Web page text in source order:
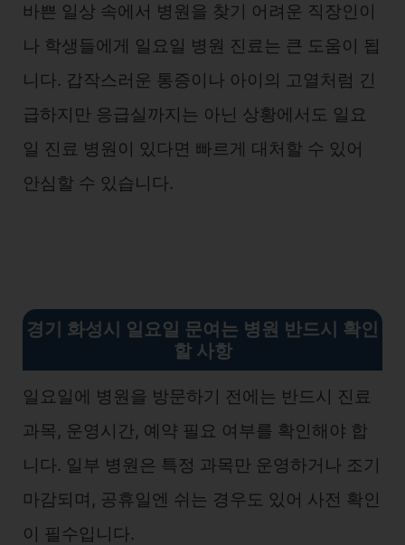
바쁜 일상 속에서 병원을 찾기 어려운 직장인이
나 학생들에게 일요일 병원 진료는 큰 도움이 됩
니다. 갑작스러운 통증이나 아이의 고열처럼 긴
급하지만 응급실까지는 아닌 상황에서도 일요
일 진료 병원이 있다면 빠르게 대처할 수 있어
안심할 수 있습니다.
경기 화성시 일요일 문여는 병원 반드시 확인
할 사항
일요일에 병원을 방문하기 전에는 반드시 진료
과목, 운영시간, 예약 필요 여부를 확인해야 합
니다. 일부 병원은 특정 과목만 운영하거나 조기
마감되며, 공휴일엔 쉬는 경우도 있어 사전 확인
이 필수입니다.